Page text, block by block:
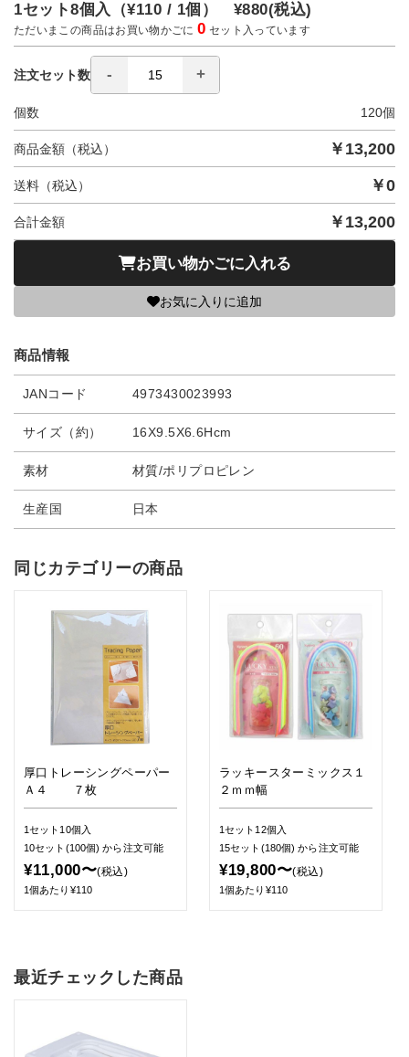
1セット8個入（¥110 / 1個） ¥880(税込)
ただいまこの商品はお買い物かごに0 セット入っています
注文セット数
個数 120個
商品金額（税込） ￥ 13,200
送料（税込） ￥0
合計金額 ￥ 13,200
お買い物かごに入れる
お気に入りに追加
商品情報
JANコード 4973430023993
サイズ（約） 16X9.5X6.6Hcm
素材 材質/ポリプロピレン
生産国 日本
同じカテゴリーの商品
厚口トレーシングペーパー
Ａ４ ７枚
1セット10個入
10セット(100個)から注文可能
¥11,000〜(税込)
1個あたり¥110
ラッキースターミックス１
２ｍｍ幅
1セット12個入
15セット(180個)から注文可能
¥19,800〜(税込)
1個あたり¥110
最近チェックした商品